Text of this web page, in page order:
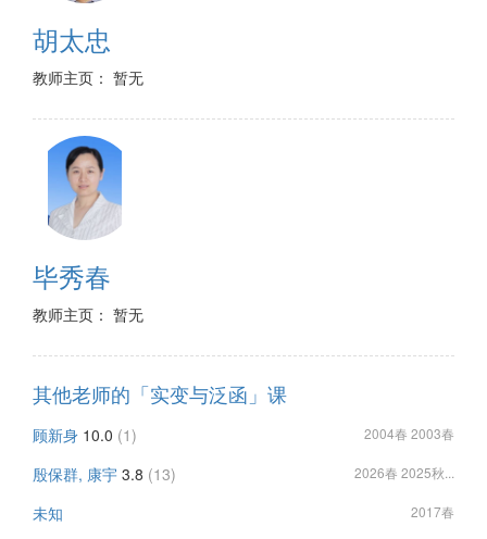
胡太忠
教师主页： 暂无
毕秀春
教师主页： 暂无
其他老师的「实变与泛函」课
顾新身 10.0 (1) 2004春 2003春
殷保群, 康宇 3.8 (13) 2026春 2025秋...
未知 2017春